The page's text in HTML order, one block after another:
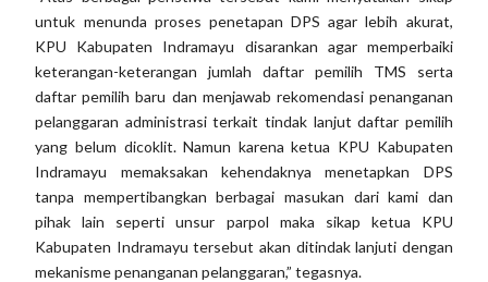
untuk menunda proses penetapan DPS agar lebih akurat,
KPU Kabupaten Indramayu disarankan agar memperbaiki
keterangan-keterangan jumlah daftar pemilih TMS serta
daftar pemilih baru dan menjawab rekomendasi penanganan
pelanggaran administrasi terkait tindak lanjut daftar pemilih
yang belum dicoklit. Namun karena ketua KPU Kabupaten
Indramayu memaksakan kehendaknya menetapkan DPS
tanpa mempertibangkan berbagai masukan dari kami dan
pihak lain seperti unsur parpol maka sikap ketua KPU
Kabupaten Indramayu tersebut akan ditindak lanjuti dengan
mekanisme penanganan pelanggaran,” tegasnya.